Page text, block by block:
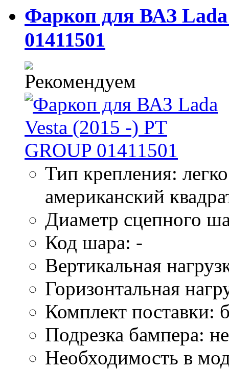
Фаркоп для ВАЗ Lada
01411501
Тип крепления:
американский
Диаметр сцепного
Код шара: -
Вертикальная
Горизонтальная
Комплект поставки:
Подрезка бампера:
Необходимость в